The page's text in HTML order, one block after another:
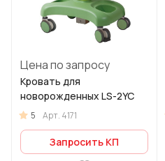
Цена по запросу
Кровать для
новорожденных LS-2YC
5 Арт. 4171
Запросить КП